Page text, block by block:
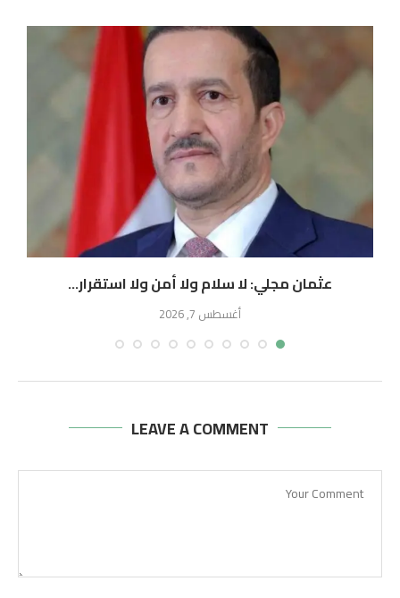
عثمان مجلي: لا سلام ولا أمن ولا استقرار...
أغسطس 7, 2026
LEAVE A COMMENT